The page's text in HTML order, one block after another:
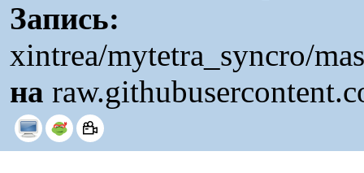
Запись:
xintrea/mytetra_syncro/
на